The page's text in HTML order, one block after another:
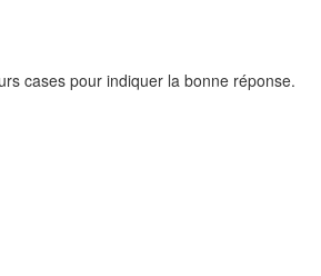
cases pour indiquer la bonne réponse.